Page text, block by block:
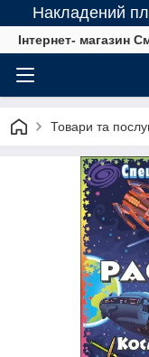
Накладений
Інтернет- магазин
Товари та